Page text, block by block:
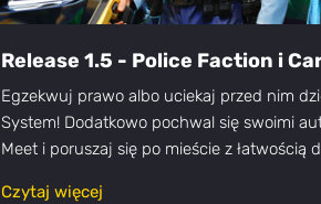
Release 1.5 - Police Faction i
Egzekwuj prawo albo uciekaj przed nim
System! Dodatkowo pochwal się swoimi
Meet i poruszaj się po mieście z łatwością
Czytaj więcej